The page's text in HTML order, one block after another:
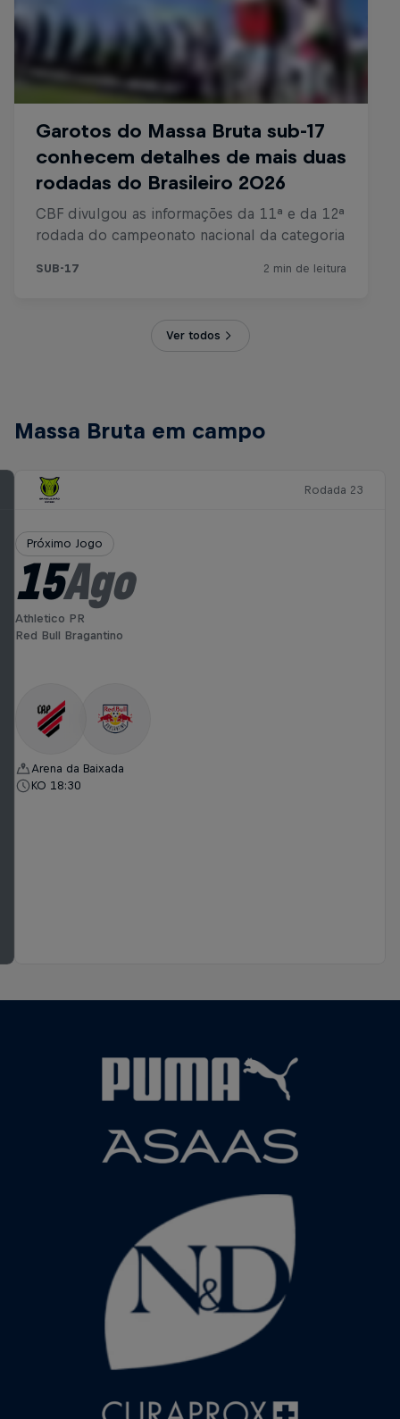
Ver todos
Massa Bruta em campo
Rodada 23
Próximo Jogo
15Ago
Athletico PR
Red Bull Bragantino
Arena da Baixada
KO 18:30